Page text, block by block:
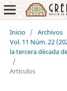
Inicio / Archivos
Vol. 11 Núm. 22
la tercera década
/
Artículos